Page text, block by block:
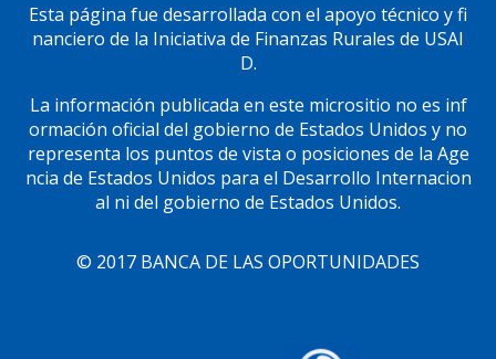
Esta página fue desarrollada con el apoyo técnico y fi
nanciero de la Iniciativa de Finanzas Rurales de USAI
D.
La información publicada en este micrositio no es inf
ormación oficial del gobierno de Estados Unidos y no
representa los puntos de vista o posiciones de la Age
ncia de Estados Unidos para el Desarrollo Internacion
al ni del gobierno de Estados Unidos.
© 2017 BANCA DE LAS OPORTUNIDADES